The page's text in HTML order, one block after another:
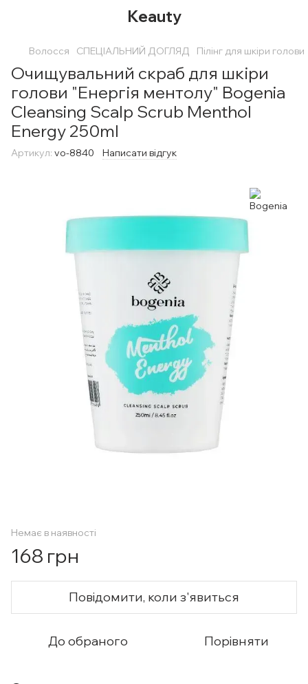
Keauty
Волосся СПЕЦІАЛЬНИЙ ДОГЛЯД Пілінг для шкіри голови
Очищувальний скраб для шкіри
голови "Енергія ментолу" Bogenia
Cleansing Scalp Scrub Menthol
Energy 250ml
Артикул: vo-8840 Написати відгук
Немає в наявності
168 грн
Повідомити, коли з'явиться
До обраного Порівняти